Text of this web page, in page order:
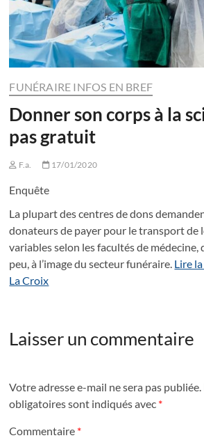
FUNÉRAIRE INFOS EN BREF
Donner son corps à la
pas gratuit
F.a. 17/01/2020
Enquête
La plupart des centres de dons
donateurs de payer pour le transport de
variables selon les facultés de
peu, à l’image du secteur funéraire. Lire
La Croix
Laisser un commentaire
Votre adresse e-mail ne sera pas publiée.
obligatoires sont indiqués avec *
Commentaire *